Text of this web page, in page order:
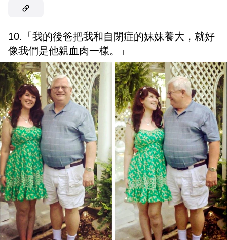
10.「我的後爸把我和自閉症的妹妹養大，就好
像我們是他親血肉一樣。」